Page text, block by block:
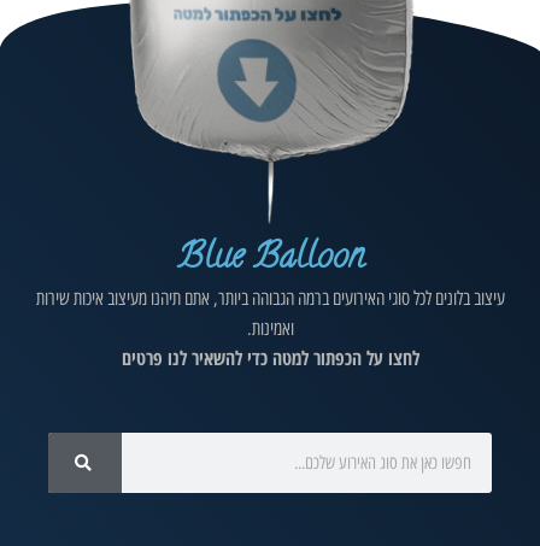
Blue Balloon
עיצוב בלונים לכל סוגי האירועים ברמה הגבוהה ביותר, אתם תיהנו מעיצוב איכות שירות
ואמינות.
לחצו על הכפתור למטה כדי להשאיר לנו פרטים